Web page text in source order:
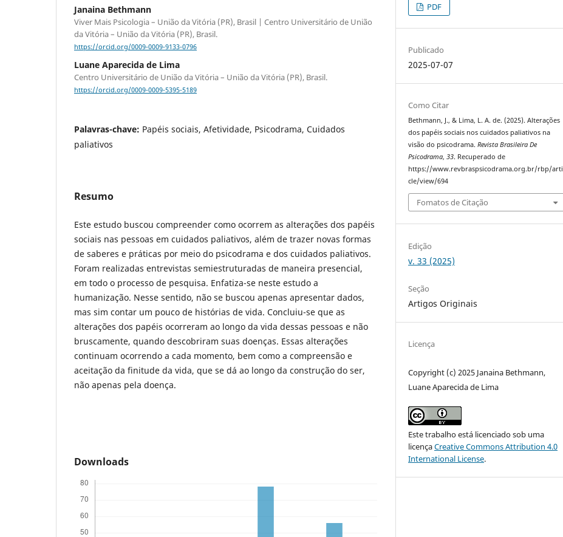
Janaina Bethmann
Viver Mais Psicologia – União da Vitória (PR), Brasil | Centro Universitário de União
da Vitória – União da Vitória (PR), Brasil.
https://orcid.org/0009-0009-9133-0796
Luane Aparecida de Lima
Centro Universitário de União da Vitória – União da Vitória (PR), Brasil.
https://orcid.org/0009-0009-5395-5189
Palavras-chave: Papéis sociais, Afetividade, Psicodrama, Cuidados
paliativos
Resumo
Este estudo buscou compreender como ocorrem as alterações dos papéis
sociais nas pessoas em cuidados paliativos, além de trazer novas formas
de saberes e práticas por meio do psicodrama e dos cuidados paliativos.
Foram realizadas entrevistas semiestruturadas de maneira presencial,
em todo o processo de pesquisa. Enfatiza-se neste estudo a
humanização. Nesse sentido, não se buscou apenas apresentar dados,
mas sim contar um pouco de histórias de vida. Concluiu-se que as
alterações dos papéis ocorreram ao longo da vida dessas pessoas e não
bruscamente, quando descobriram suas doenças. Essas alterações
continuam ocorrendo a cada momento, bem como a compreensão e
aceitação da finitude da vida, que se dá ao longo da construção do ser,
não apenas pela doença.
Downloads
PDF
Publicado
2025-07-07
Como Citar
Bethmann, J., & Lima, L. A. de. (2025). Alterações
dos papéis sociais nos cuidados paliativos na
visão do psicodrama.Revista Brasileira De
Psicodrama,33. Recuperado de
https://www.revbraspsicodrama.org.br/rbp/arti
cle/view/694
Fomatos de Citação
Edição
v. 33 (2025)
Seção
Artigos Originais
Licença
Copyright (c) 2025 Janaina Bethmann,
Luane Aparecida de Lima
Este trabalho está licenciado sob uma
licençaCreative Commons Attribution 4.0
International License.